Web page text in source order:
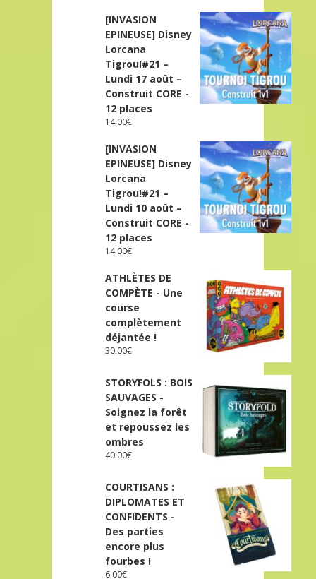
[INVASION
EPINEUSE] Disney
Lorcana
Tigrou!#21 –
Lundi 17 août –
Construit CORE -
12 places
14.00€
[INVASION
EPINEUSE] Disney
Lorcana
Tigrou!#21 –
Lundi 10 août –
Construit CORE -
12 places
14.00€
ATHLÈTES DE
COMPÈTE - Une
course
complètement
déjantée !
30.00€
STORYFOLS : BOIS
SAUVAGES -
Soignez la forêt
et repoussez les
ombres
40.00€
COURTISANS :
DIPLOMATES ET
CONFIDENTS -
Des parties
encore plus
fourbes !
6.00€